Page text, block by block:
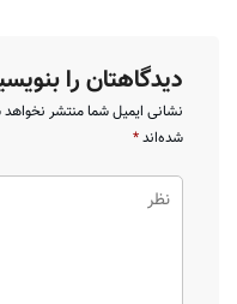
دیدگاهتان را
نشانی ایمیل شما منتشر
شده‌اند*